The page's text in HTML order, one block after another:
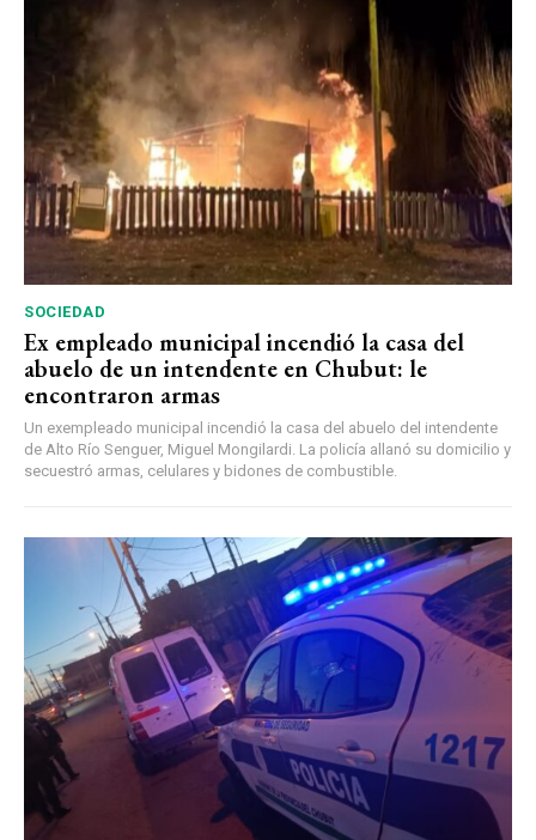
SOCIEDAD
Ex empleado municipal incendió la casa del
abuelo de un intendente en Chubut: le
encontraron armas
Un exempleado municipal incendió la casa del abuelo del intendente
de Alto Río Senguer, Miguel Mongilardi. La policía allanó su domicilio y
secuestró armas, celulares y bidones de combustible.